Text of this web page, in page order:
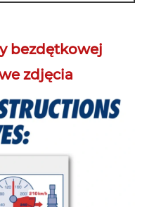
bezdętkowej
zdjęcia